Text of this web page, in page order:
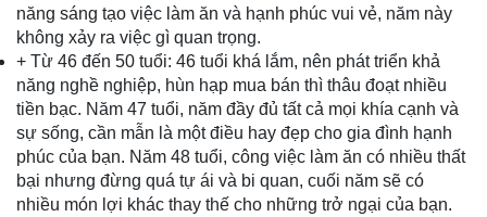
năng sáng tạo việc làm ăn và hạnh phúc vui vẻ, năm này
không xảy ra việc gì quan trọng.
+ Từ 46 đến 50 tuổi: 46 tuổi khá lắm, nên phát triển khả
năng nghề nghiệp, hùn hạp mua bán thì thâu đoạt nhiều
tiền bạc. Năm 47 tuổi, năm đầy đủ tất cả mọi khía cạnh và
sự sống, cần mẫn là một điều hay đẹp cho gia đình hạnh
phúc của bạn. Năm 48 tuổi, công việc làm ăn có nhiều thất
bại nhưng đừng quá tự ái và bi quan, cuối năm sẽ có
nhiều món lợi khác thay thế cho những trở ngại của bạn.